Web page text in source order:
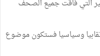
التي فاقت جميع الصحف
وسياسيا فستكون موضوع